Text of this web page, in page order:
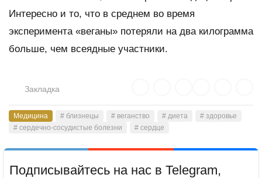
Интересно и то, что в среднем во время
эксперимента «веганы» потеряли на два килограмма
больше, чем всеядные участники.
Закладка
Медицина # близнецы # веганство # диета
# здоровье
# сердечно-сосудистые болезни
# сердце
Подписывайтесь на нас в Telegram,